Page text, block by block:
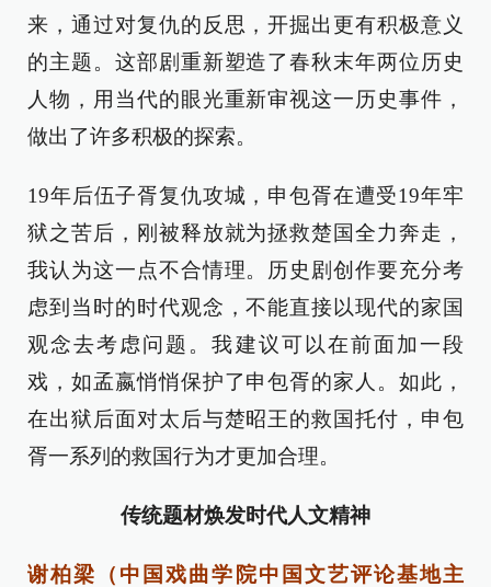
来，通过对复仇的反思，开掘出更有积极意义
的主题。这部剧重新塑造了春秋末年两位历史
人物，用当代的眼光重新审视这一历史事件，
做出了许多积极的探索。
19年后伍子胥复仇攻城，申包胥在遭受19年牢
狱之苦后，刚被释放就为拯救楚国全力奔走，
我认为这一点不合情理。历史剧创作要充分考
虑到当时的时代观念，不能直接以现代的家国
观念去考虑问题。我建议可以在前面加一段
戏，如孟嬴悄悄保护了申包胥的家人。如此，
在出狱后面对太后与楚昭王的救国托付，申包
胥一系列的救国行为才更加合理。
传统题材焕发时代人文精神
谢柏梁（中国戏曲学院中国文艺评论基地主